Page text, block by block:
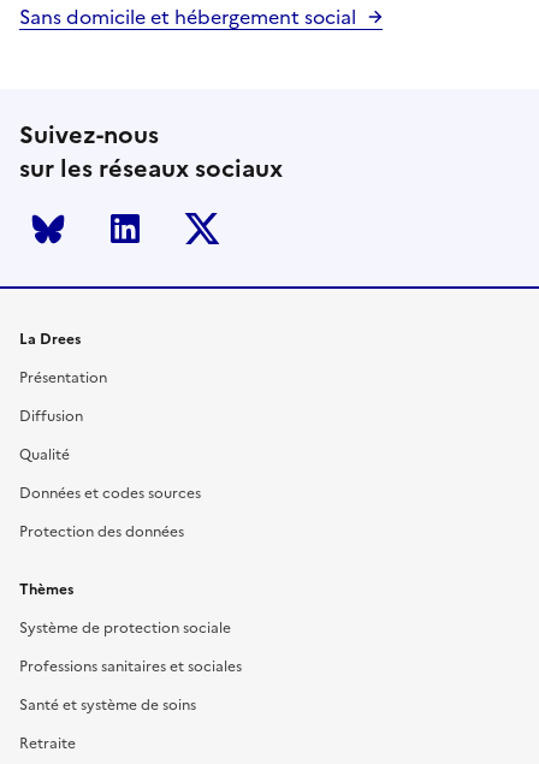
Sans domicile et hébergement social
Suivez-nous
sur les réseaux sociaux
Bluesky LinkedIn
La Drees
Présentation
Diffusion
Qualité
Données et codes sources
Protection des données
Thèmes
Système de protection sociale
Professions sanitaires et sociales
Santé et système de soins
Retraite